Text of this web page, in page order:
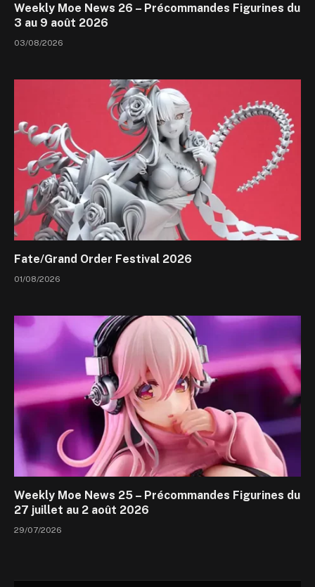
Weekly Moe News 26 – Précommandes Figurines du
3 au 9 août 2026
03/08/2026
Fate/Grand Order Festival 2026
01/08/2026
Weekly Moe News 25 – Précommandes Figurines du
27 juillet au 2 août 2026
29/07/2026